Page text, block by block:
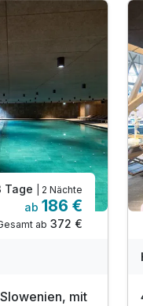
Tage | 2 Nächte
ab 186 €
ab 372 €
mit